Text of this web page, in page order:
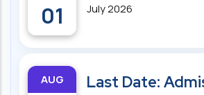
01 July 2026
AUG Last Date: